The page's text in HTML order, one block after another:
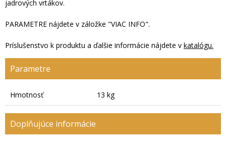
jadrových vrtákov.
PARAMETRE nájdete v záložke "VIAC INFO".
Príslušenstvo k produktu a ďalšie informácie nájdete v katalógu.
Parametre
Hmotnosť 13 kg
Doplňujúce informácie